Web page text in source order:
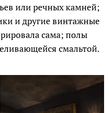
или речных камней;
и другие винтажные
сама; полы
смальтой.